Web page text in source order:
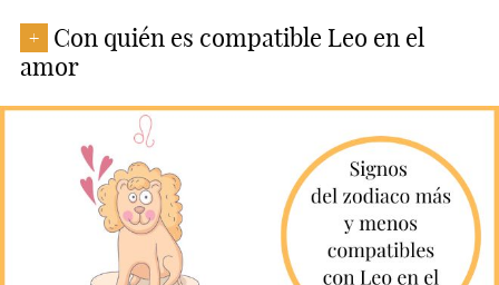
+
Con quién es compatible Leo en el
amor